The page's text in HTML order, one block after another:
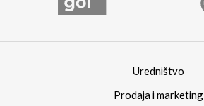
Uredništvo
Prodaja i marketing